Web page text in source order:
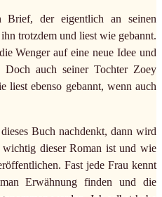
der eigentlich an seinen
trotzdem und liest wie gebannt.
Wenger auf eine neue Idee und
Doch auch seiner Tochter Zoey
liest ebenso gebannt, wenn auch
Buch nachdenkt, dann wird
dieser Roman ist und wie
Fast jede Frau kennt
Erwähnung finden und die